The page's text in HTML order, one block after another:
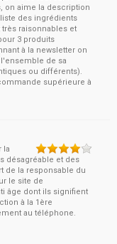
on aime la description
des ingrédients
raisonnables et
3 produits
à la newsletter on
de sa
ou différents).
supérieure à
la
désagréable et des
de la responsable du
le site de
âge dont ils signifient
à la 1ère
au téléphone.